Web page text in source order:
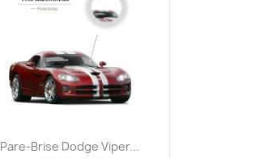
Aperçu rapide
Pare-Brise Dodge Viper...